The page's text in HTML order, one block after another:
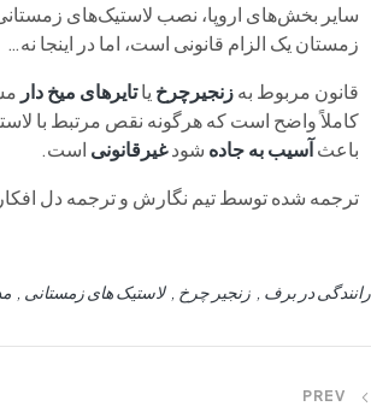
سایر بخش‌های اروپا، نصب لاستیک‌های
زمستان یک الزام قانونی است، اما در اینجا نه…
قانون مربوط بهزنجیرچرخ یاتایرهای میخ دار
کاملاً واضح است که هرگونه نقص مرتبط با
باعثآسیب به جاده شودغیرقانونی است.
ترجمه شده توسط تیم نگارش و ترجمه دل افکار
رانندگی در برف زنجیر چرخ لاستیک های زمستانی
PREV